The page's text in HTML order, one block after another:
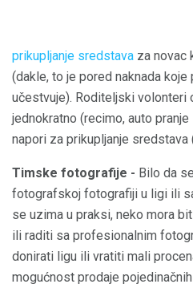
prikupljanje sredstava za novac
(dakle, to je pored naknada
učestvuje). Roditeljski volonteri
jednokratno (recimo, auto
napori za prikupljanje sredstava
Timske fotografije - Bilo da
fotografskoj fotografiji u ligi ili
se uzima u praksi, neko mora
ili raditi sa profesionalnim
donirati ligu ili vratiti mali
mogućnost prodaje